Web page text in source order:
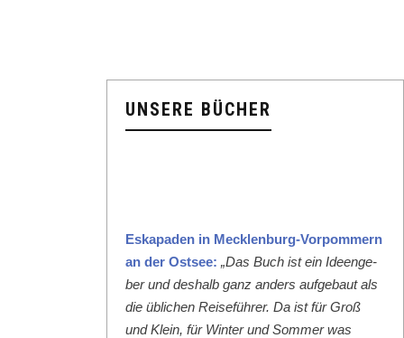
UNSERE BÜCHER
Eska­paden in Meck­len­burg-Vor­pom­mern
an der Ost­see: „Das Buch ist ein Ideenge­
ber und deshalb ganz anders aufge­baut als
die üblichen Reise­führer. Da ist für Groß
und Klein, für Win­ter und Som­mer was